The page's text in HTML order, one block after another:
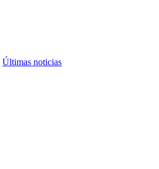
Últimas noticias